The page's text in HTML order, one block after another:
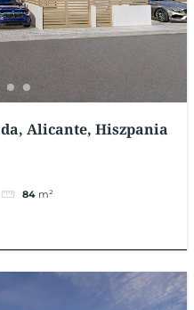
Alicante, Hiszpania
84 m²